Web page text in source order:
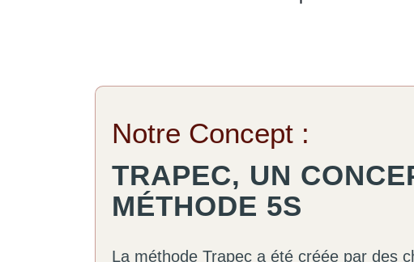
Notre Concept :
TRAPEC, UN
MÉTHODE 5S
La méthode Trapec a été créée par des